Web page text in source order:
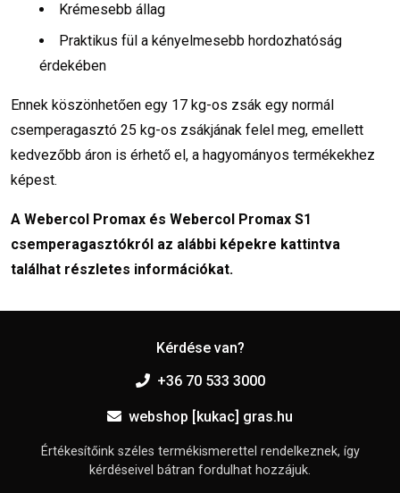
Krémesebb állag
Praktikus fül a kényelmesebb hordozhatóság
érdekében
Ennek köszönhetően egy 17 kg-os zsák egy normál
csemperagasztó 25 kg-os zsákjának felel meg, emellett
kedvezőbb áron is érhető el, a hagyományos termékekhez
képest.
A Webercol Promax és Webercol Promax S1
csemperagasztókról az alábbi képekre kattintva
találhat részletes információkat.
Kérdése van?
+36 70 533 3000
webshop [kukac] gras.hu
Értékesítőink széles termékismerettel rendelkeznek, így
kérdéseivel bátran fordulhat hozzájuk.